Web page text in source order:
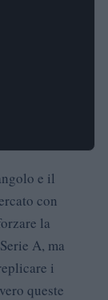
e il
con
la
A, ma
i
queste